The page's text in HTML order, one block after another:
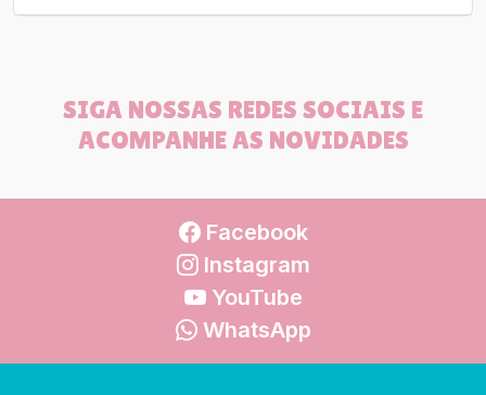
SIGA NOSSAS REDES SOCIAIS E
ACOMPANHE AS NOVIDADES
Facebook
Instagram
YouTube
WhatsApp